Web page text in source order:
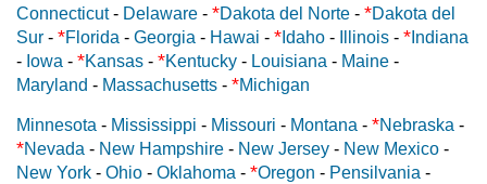
Connecticut- Delaware - *Dakota del Norte - *Dakota del
Sur - *Florida - Georgia - Hawai - * Idaho - Illinois - * Indiana
- Iowa - *Kansas - *Kentucky - Louisiana - Maine -
Maryland - Massachusetts - *Michigan
Minnesota - Mississippi - Missouri - Montana - *Nebraska -
*Nevada - New Hampshire - New Jersey - New Mexico -
New York - Ohio - Oklahoma - *Oregon - Pensilvania -